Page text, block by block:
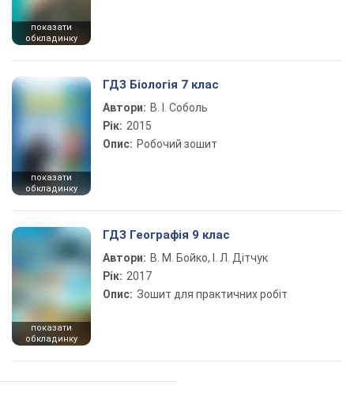
показати
обкладинку
показати
обкладинку
ГДЗ Біологія 7 клас
Автори: В. І. Соболь
Рік: 2015
Опис: Робочий зошит
показати
обкладинку
ГДЗ Географія 9 клас
Автори: В. М. Бойко, І. Л. Дітчук
Рік: 2017
Опис: Зошит для практичних робіт